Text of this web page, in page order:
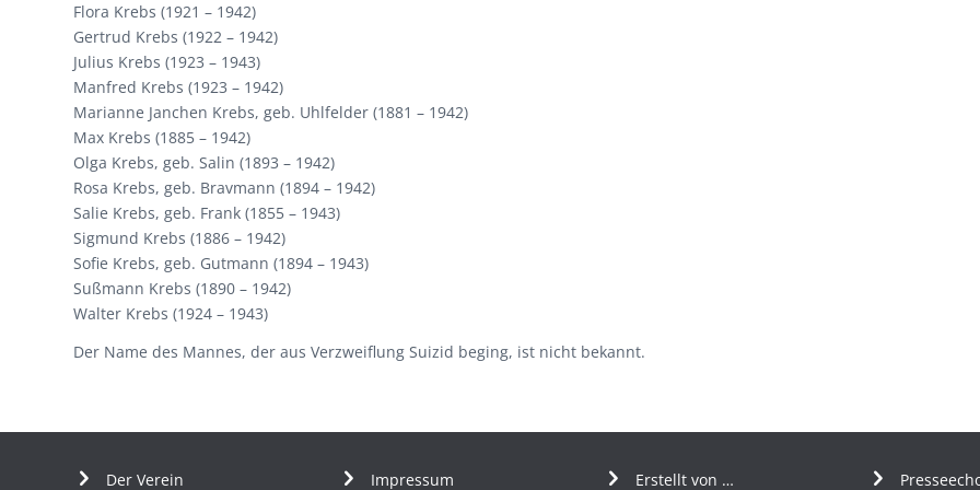
Flora Krebs (1921 – 1942)
Gertrud Krebs (1922 – 1942)
Julius Krebs (1923 – 1943)
Manfred Krebs (1923 – 1942)
Marianne Janchen Krebs, geb. Uhlfelder (1881 – 1942)
Max Krebs (1885 – 1942)
Olga Krebs, geb. Salin (1893 – 1942)
Rosa Krebs, geb. Bravmann (1894 – 1942)
Salie Krebs, geb. Frank (1855 – 1943)
Sigmund Krebs (1886 – 1942)
Sofie Krebs, geb. Gutmann (1894 – 1943)
Sußmann Krebs (1890 – 1942)
Walter Krebs (1924 – 1943)
Der Name des Mannes, der aus Verzweiflung Suizid beging, ist nicht bekannt.
Der Verein Impressum Erstellt von …